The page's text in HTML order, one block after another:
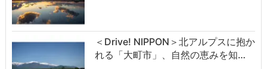
＜Drive! NIPPON＞北アルプスに抱か
れる「大町市」、自然の恵みを知…